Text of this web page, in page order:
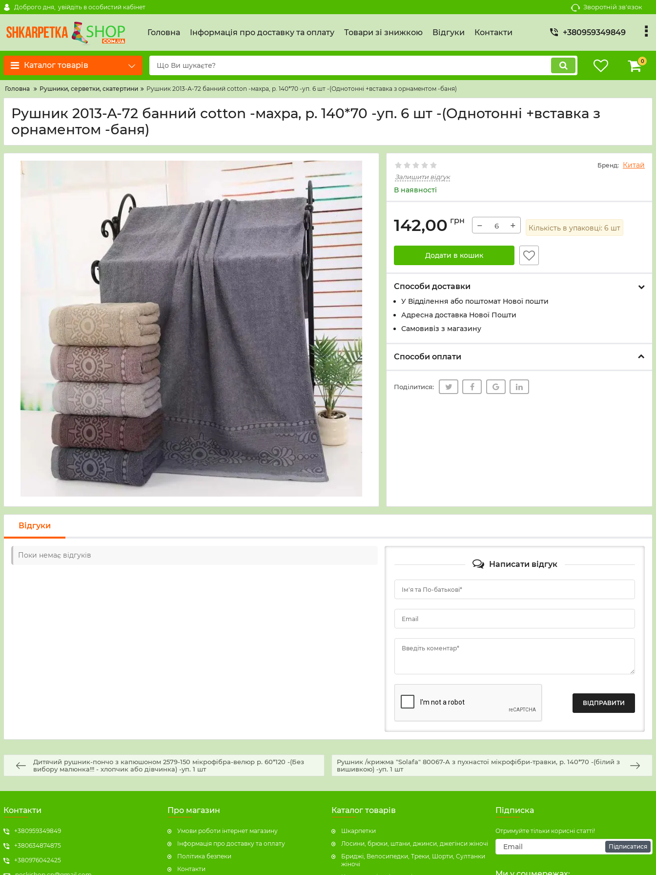
Доброго дня, увійдіть в особистий кабінет Зворотній зв'язок
Головна Інформація про доставку та оплату Товари зі знижкою Відгуки Контакти +380959349849
Каталог товарів 0
Головна Рушники, серветки, скатертини Рушник 2013-А-72 банний cotton -махра, р. 140*70 -уп. 6 шт -(Однотонні +вставка з орнаментом -баня)
Рушник 2013-А-72 банний cotton -махра, р. 140*70 -уп. 6 шт -(Однотонні +вставка з
орнаментом -баня)
Бренд: Китай
Залишити відгук
В наявності
142,00 грн − + Кількість в упаковці: 6 шт
Додати в кошик
Способи доставки
У Вiддiлення або поштомат Нової пошти
Адресна доставка Нової Пошти
Самовивіз з магазину
Способи оплати
Поділитися:
Відгуки
Поки немає відгуків
Написати відгук
Ім'я та По-батькові*
Email
Введіть коментар*
Дитячий рушник-пончо з капюшоном 2579-150 мікрофібра-велюр р. 60*120 -(Без
вибору малюнка!!! - хлопчик або дівчинка) -уп. 1 шт
Рушник /крижма "Solafa" 80067-А з пухнастої мікрофібри-травки, р. 140*70 -(білий з
вишивкою) -уп. 1 шт
Контакти
+380959349849
+380634874875
+380976042425
Про магазин
Умови роботи інтернет магазину
Інформація про доставку та оплату
Політика безпеки
Контакти
Каталог товарів
Шкарпетки
Лосини, брюки, штани, джинси, джегінси жіночі
Бриджі, Велосипедки, Треки, Шорти, Султанки
жіночі
Підписка
Отримуйте тільки корисні статті!
Підписатися